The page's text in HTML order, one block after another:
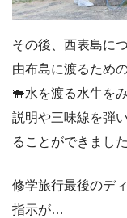
その後、西表島に
由布島に渡るため
🐃水を渡る水牛を
説明や三味線を弾
ることができました
修学旅行最後のデ
指示が…